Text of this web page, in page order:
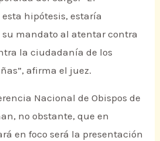
hipótesis, estaría
su mandato al atentar contra
la ciudadanía de los
afirma el juez.
Nacional de Obispos de
no obstante, que en
en foco será la presentación